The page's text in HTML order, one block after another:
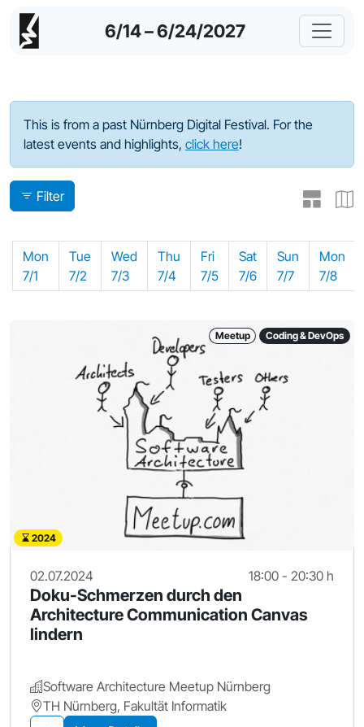
6/14 – 6/24/2027
Program - 2024
This is from a past Nürnberg Digital Festival. For the
latest events and highlights, click here!
Filter
Mon
7/1
Tue
7/2
Wed
7/3
Thu
7/4
Fri
7/5
Sat
7/6
Sun
7/7
Mon
7/8
Meetup Coding & DevOps
2024
02.07.2024 18:00 - 20:30 h
Doku-Schmerzen durch den
Architecture Communication Canvas
lindern
Software Architecture Meetup Nürnberg
TH Nürnberg, Fakultät Informatik